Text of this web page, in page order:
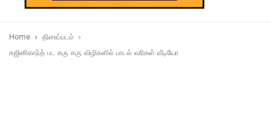
Home
திரைப்படம்
கஜினிகாந்த் பட கரு கரு விழிகளில் பாடல் வரிகள் வீடியோ